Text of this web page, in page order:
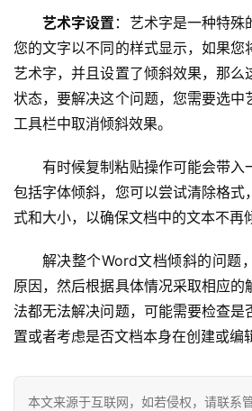
机
技
术
C
服
务
站
运
艺术字设置 ：艺术字是一种特殊
您的文字以不同的样式显示，如果您
艺术字，并且设置了倾斜效果，那么
状态，要解决这个问题，您需要选中
工具栏中取消倾斜效果。
有时候复制粘贴操作可能会带入
包括字体倾斜，您可以尝试清除格式
式和大小，以确保文档中的文本不再
解决整个Word文档倾斜的问题
原因，然后根据具体情况采取相应的
法都无法解决问题，可能需要检查是
置或者考虑是否文档本身在创建或编
本文来源于互联网，如若侵权，请联系